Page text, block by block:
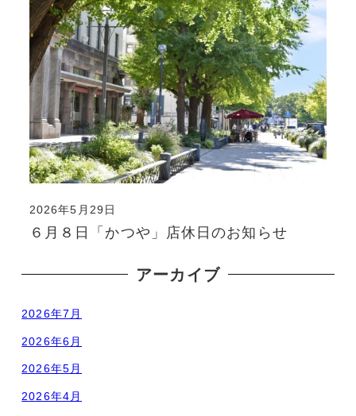
６月８日「かつや」店休日のお知らせ
投稿日
2026年5月29日
アーカイブ
2026年7月
2026年6月
2026年5月
2026年4月